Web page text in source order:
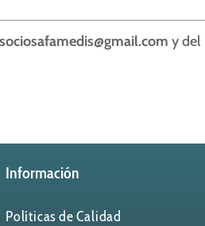
sociosafamedis@gmail.comy del
Información
Políticas de Calidad